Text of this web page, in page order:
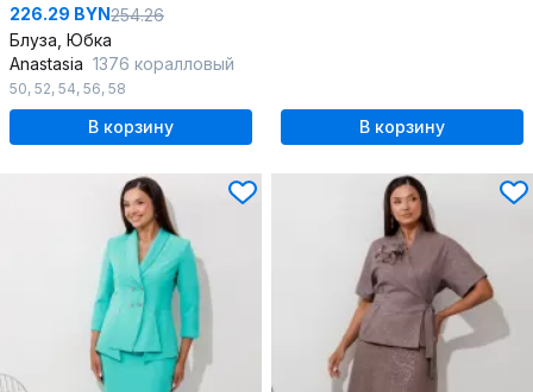
226.29 BYN254.26
Блуза, Юбка
Anastasia 1376 коралловый
50, 52, 54, 56, 58
В корзину В корзину